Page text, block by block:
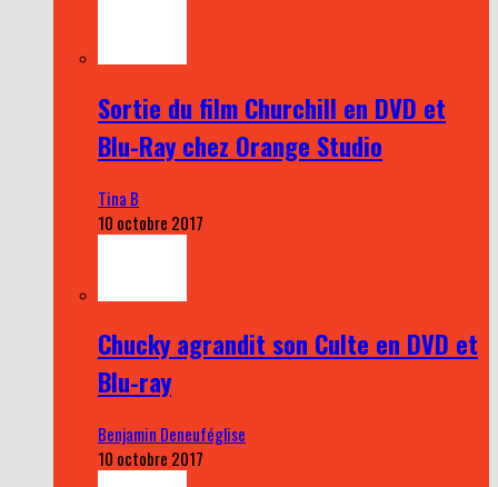
Sortie du film Churchill en DVD et
Blu-Ray chez Orange Studio
Tina B
10 octobre 2017
Chucky agrandit son Culte en DVD et
Blu-ray
Benjamin Deneuféglise
10 octobre 2017